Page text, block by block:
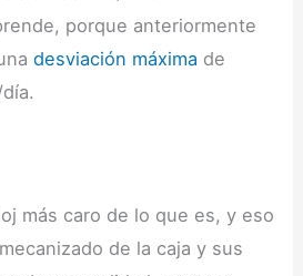
porque anteriormente
desviación máxima de
más caro de lo que es, y eso
de la caja y sus